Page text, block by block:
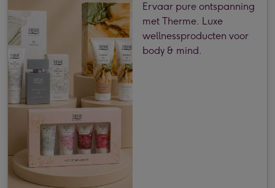
Ervaar pure ontspanning
met Therme. Luxe
wellnessproducten voor
body & mind.